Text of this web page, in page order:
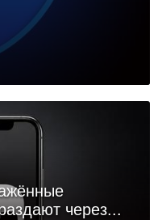
через...